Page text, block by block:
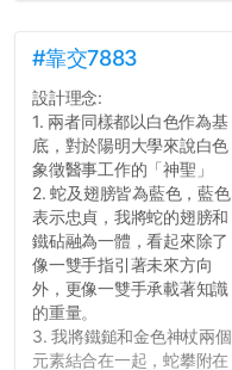
#靠交7883
設計理念:
1. 兩者同樣都以白色作為基
底，對於陽明大學來說白色
象徵醫事工作的「神聖」
2. 蛇及翅膀皆為藍色，藍色
表示忠貞，我將蛇的翅膀和
鐵砧融為一體，看起來除了
像一雙手指引著未來方向
外，更像一雙手承載著知識
的重量。
3. 我將鐵鎚和金色神杖兩個
元素結合在一起，蛇攀附在